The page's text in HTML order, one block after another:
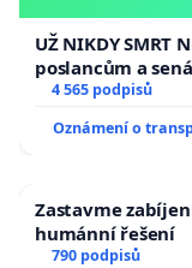
UŽ NIKDY SMRT
poslancům a
aby se tragédie
4 565 podpisů
Oznámení o
Zastavme
humánní řešení
790 podpisů